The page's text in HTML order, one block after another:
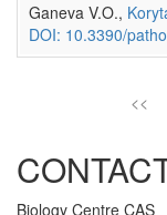
Ganeva V.O.,
DOI: 10.3390/
<<
Biology Centre CAS